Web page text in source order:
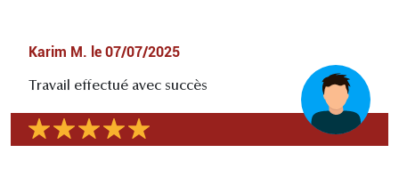
Karim M. le 07/07/2025
Travail effectué avec succès